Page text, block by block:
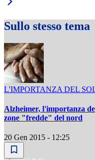
Sullo stesso tema
L'IMPORTANZA DEL
Alzheimer, l'importanza
zone "fredde" del nord
20 Gen 2015 - 12:25